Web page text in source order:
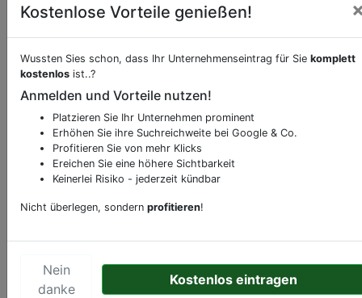
Beschreibung & Services von
Sie möchten eine Beschreibung, Dienstleistung
oder andere relevante Informationen hinzufügen?
Klicken Sie bittehierum uns zu kontaktieren.
Gerne erweitern wir Ihren Firmeneintrag um
Sonderangebote odere besondere Services, die
Ihren Wettbewerbern abheben.
Kostenlose Vorteile genießen!
Wussten Sies schon, dass Ihr Unternehmenseintrag für Sie komplett
kostenlos ist..?
Anmelden und Vorteile nutzen!
Platzieren Sie Ihr Unternehmen prominent
Erhöhen Sie ihre Suchreichweite bei Google & Co.
Profitieren Sie von mehr Klicks
Ereichen Sie eine höhere Sichtbarkeit
Keinerlei Risiko - jederzeit kündbar
Nicht überlegen, sondern profitieren!
Nein
danke
Kostenlos eintragen